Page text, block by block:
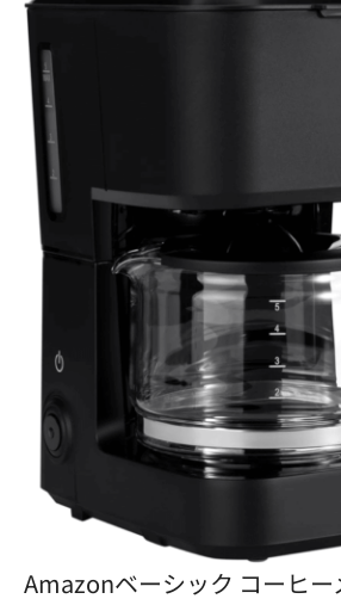
Amazonベーシック コーヒ